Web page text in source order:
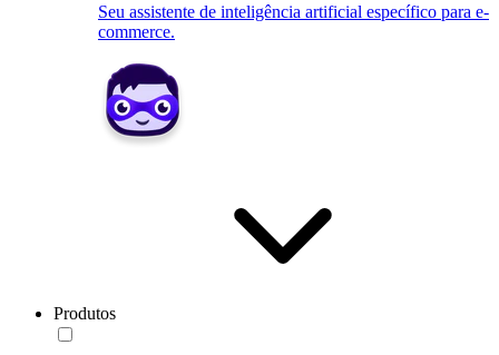
Seu assistente de inteligência artificial específico para e-
commerce.
Produtos